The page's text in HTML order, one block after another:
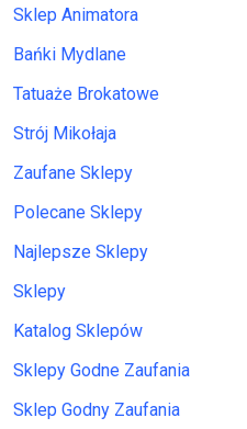
Sklep Animatora
Bańki Mydlane
Tatuaże Brokatowe
Strój Mikołaja
Zaufane Sklepy
Polecane Sklepy
Najlepsze Sklepy
Sklepy
Katalog Sklepów
Sklepy Godne Zaufania
Sklep Godny Zaufania